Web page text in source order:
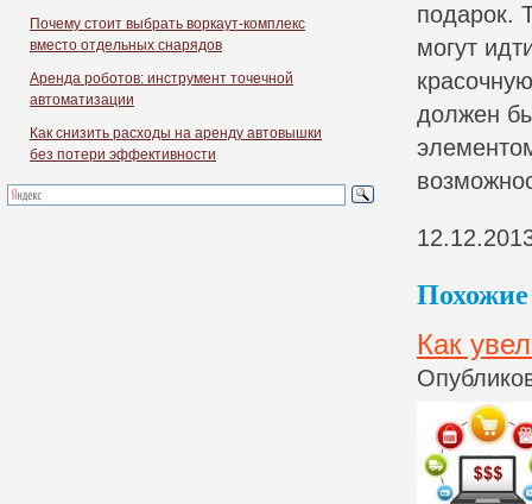
Почему стоит выбрать воркаут-комплекс
вместо отдельных снарядов
Аренда роботов: инструмент точечной
автоматизации
Как снизить расходы на аренду автовышки
без потери эффективности
подарок.
могут
должен
Похожие
Как